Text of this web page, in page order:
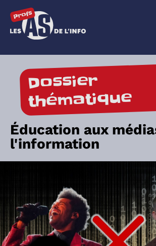
Les as de l'info
Dossier
thématique
Éducation aux
l'information